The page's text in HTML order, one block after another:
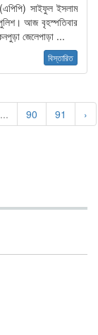
সাইফুল ইসলাম
আজ বৃহস্পতিবার
জেলেপাড়া ...
বিস্তারিত
... 90 91 ›